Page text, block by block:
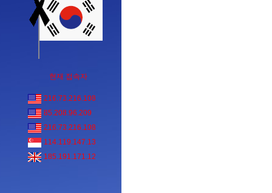
현재 접속자
216.73.216.108
85.208.96.209
216.73.216.108
114.119.147.13
185.191.171.12